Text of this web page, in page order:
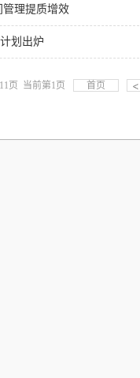
理提质增效
划出炉
页 当前第1页 首页